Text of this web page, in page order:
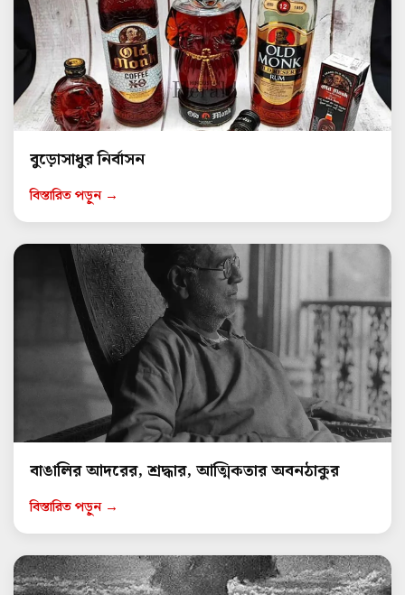
বুড়োসাধুর নির্বাসন
বিস্তারিত পড়ুন →
বাঙালির আদরের, শ্রদ্ধার, আত্মিকতার অবনঠাকুর
বিস্তারিত পড়ুন →